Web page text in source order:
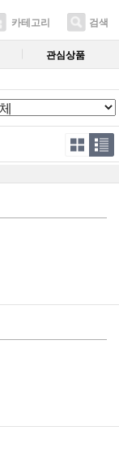
카테고리 검색
관심상품